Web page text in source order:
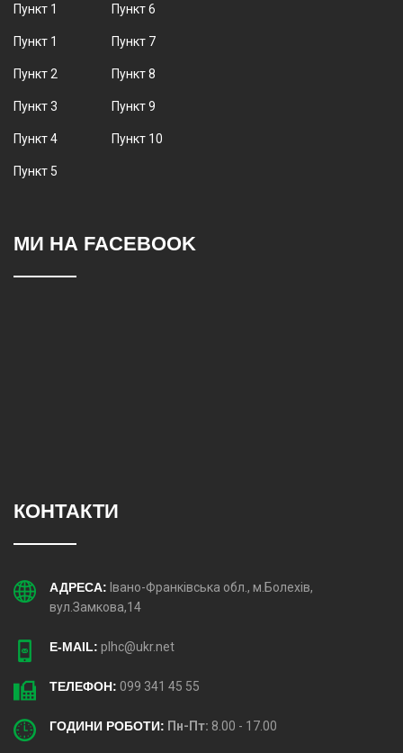
Пункт 1
Пункт 1
Пункт 2
Пункт 3
Пункт 4
Пункт 5
Пункт 6
Пункт 7
Пункт 8
Пункт 9
Пункт 10
МИ НА FACEBOOK
КОНТАКТИ
АДРЕСА: Івано-Франківська обл., м.Болехів,
вул.Замкова,14
E-MAIL: plhc@ukr.net
ТЕЛЕФОН: 099 341 45 55
ГОДИНИ РОБОТИ: Пн-Пт: 8.00 - 17.00